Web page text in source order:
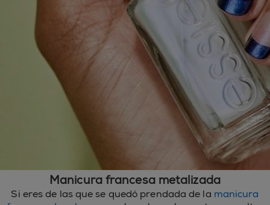
Manicura francesa metalizada
Si eres de las que se quedó prendada de la manicura